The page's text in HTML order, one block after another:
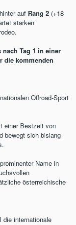
auf Rang 2 (+18
starken
Tag 1 in einer
die kommenden
Offroad-Sport
einer Bestzeit von
bewegt sich bislang
Name in
österreichische
die internationale